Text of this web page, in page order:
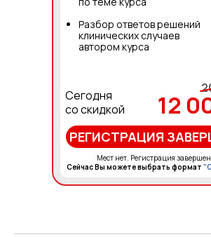
Мест нет. Регистрация
Сейчас Вы можете выбрать формат
12
Сегодня
со скидкой
РЕГИСТРАЦИЯ
Разбор ответов решений
клинических случаев
автором курса